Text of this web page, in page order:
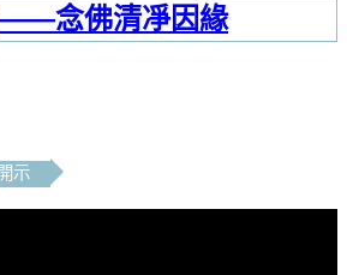
念佛清凈因緣
示